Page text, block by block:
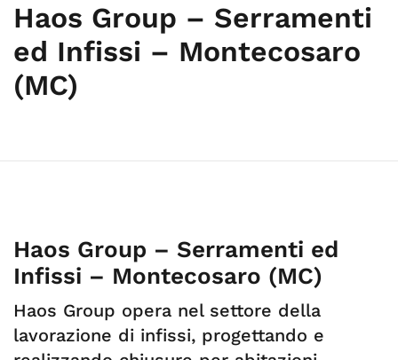
Haos Group – Serramenti
ed Infissi – Montecosaro
(MC)
Haos Group – Serramenti ed
Infissi – Montecosaro (MC)
Haos Group opera nel settore della
lavorazione di infissi, progettando e